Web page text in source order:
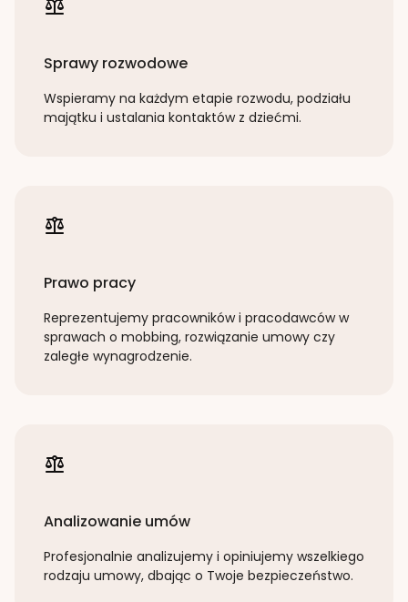
Sprawy rozwodowe
Wspieramy na każdym etapie rozwodu, podziału
majątku i ustalania kontaktów z dziećmi.
Prawo pracy
Reprezentujemy pracowników i pracodawców w
sprawach o mobbing, rozwiązanie umowy czy
zaległe wynagrodzenie.
Analizowanie umów
Profesjonalnie analizujemy i opiniujemy wszelkiego
rodzaju umowy, dbając o Twoje bezpieczeństwo.